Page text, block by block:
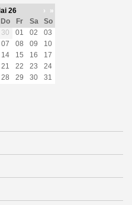
26 ›
»
Do Fr Sa
So
30 01 02
03
07 08 09
10
14 15 16
17
21 22 23
24
28 29 30 31